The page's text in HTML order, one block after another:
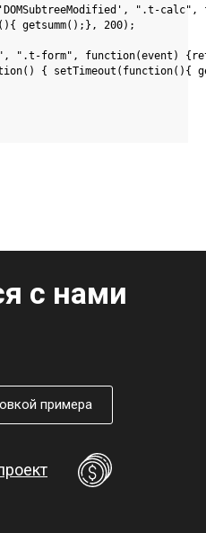
".t-calc",
getsumm();}, 200);
".t-form", function(event)
{ setTimeout(function(){
с нами
примера